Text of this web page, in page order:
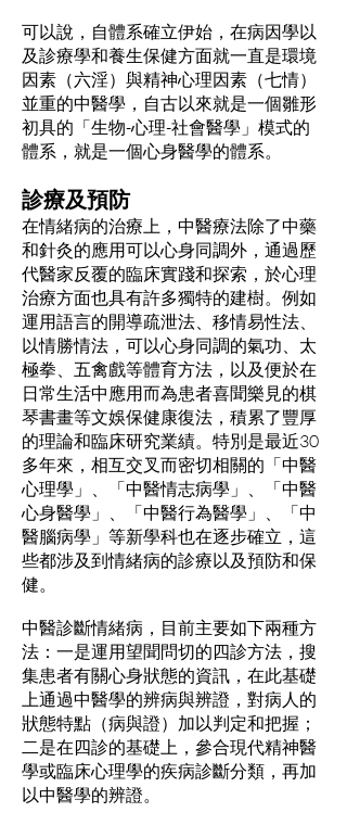
可以說，自體系確立伊始，在病因學以
及診療學和養生保健方面就一直是環境
因素（六淫）與精神心理因素（七情）
並重的中醫學，自古以來就是一個雛形
初具的「生物-心理-社會醫學」模式的
體系，就是一個心身醫學的體系。
診療及預防
在情緒病的治療上，中醫療法除了中藥
和針灸的應用可以心身同調外，通過歷
代醫家反覆的臨床實踐和探索，於心理
治療方面也具有許多獨特的建樹。例如
運用語言的開導疏泄法、移情易性法、
以情勝情法，可以心身同調的氣功、太
極拳、五禽戲等體育方法，以及便於在
日常生活中應用而為患者喜聞樂見的棋
琴書畫等文娛保健康復法，積累了豐厚
的理論和臨床研究業績。特別是最近30
多年來，相互交叉而密切相關的「中醫
心理學」、「中醫情志病學」、「中醫
心身醫學」、「中醫行為醫學」、「中
醫腦病學」等新學科也在逐步確立，這
些都涉及到情緒病的診療以及預防和保
健。
中醫診斷情緒病，目前主要如下兩種方
法：一是運用望聞問切的四診方法，搜
集患者有關心身狀態的資訊，在此基礎
上通過中醫學的辨病與辨證，對病人的
狀態特點（病與證）加以判定和把握；
二是在四診的基礎上，參合現代精神醫
學或臨床心理學的疾病診斷分類，再加
以中醫學的辨證。